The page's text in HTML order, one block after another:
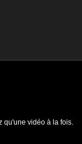
qu'une vidéo à la fois.